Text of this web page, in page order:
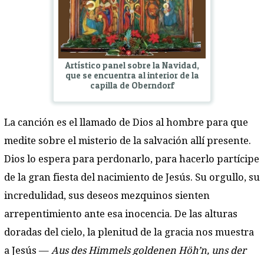
Artístico panel sobre la Navidad,
que se encuentra al interior de la
capilla de Oberndorf
La canción es el llamado de Dios al hombre para que
medite sobre el misterio de la salvación allí presente.
Dios lo espera para perdonarlo, para hacerlo partícipe
de la gran fiesta del nacimiento de Jesús. Su orgullo, su
incredulidad, sus deseos mezquinos sienten
arrepentimiento ante esa inocencia. De las alturas
doradas del cielo, la plenitud de la gracia nos muestra
a Jesús — Aus des Himmels goldenen Höh’n, uns der